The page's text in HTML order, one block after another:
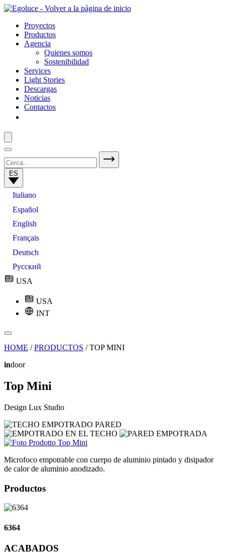
Proyectos
Productos
Agencia
Quienes somos
Sostenibilidad
Services
Light Stories
Descargas
Noticias
Contactos
ES
Italiano
Español
English
Français
Deutsch
Русский
USA
USA
INT
HOME / PRODUCTOS / TOP MINI
indoor
Top Mini
Design Lux Studio
Microfoco empotrable con cuerpo de aluminio pintado y disipador
de calor de aluminio anodizado.
Productos
6364
ACABADOS